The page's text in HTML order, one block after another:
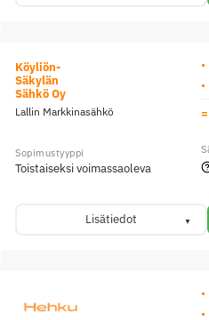
Köyliön-
Säkylän
Sähkö Oy
Lallin Markkinasähkö
Toistaiseksi voimassaoleva
Lisätiedot